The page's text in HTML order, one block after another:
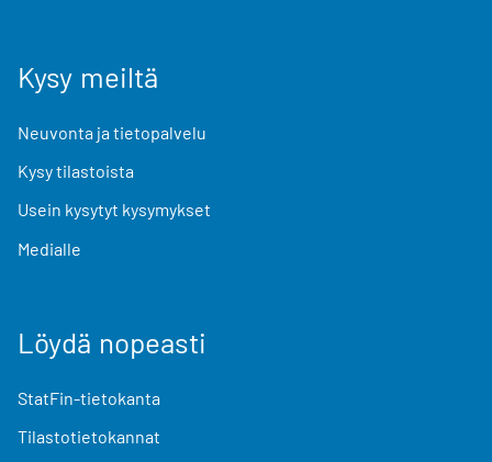
Kysy meiltä
Neuvonta ja tietopalvelu
Kysy tilastoista
Usein kysytyt kysymykset
Medialle
Löydä nopeasti
StatFin-tietokanta
Tilastotietokannat